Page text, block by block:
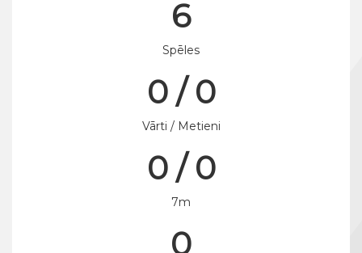
6
Spēles
0 / 0
Vārti / Metieni
0 / 0
7m
0